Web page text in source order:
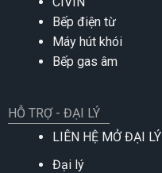
Bếp điện từ
Máy hút khói
Bếp gas âm
HỖ TRỢ - ĐẠI LÝ
LIÊN HỆ MỞ ĐẠI LÝ
Đại lý